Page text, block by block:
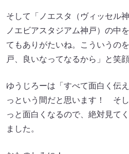
そして「ノエスタ（ヴィッセル
ノエビアスタジアム神戸）の中
てもありがたいね。こういうの
戸、良いなってなるから」と笑
ゆうじろーは「すべて面白く伝
っという間だと思います！ そ
っと面白くなるので、絶対見て
ました。